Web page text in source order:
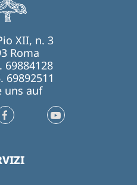
XII, n. 3
Roma
69884128
69892511
uns auf